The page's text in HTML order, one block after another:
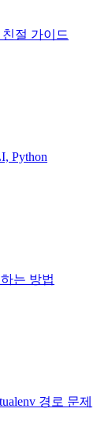
절 가이드
Python
는 방법
경로 문제